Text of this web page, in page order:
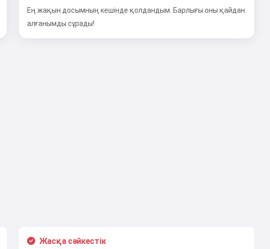
Ең жақын досымның кешінде қолдандым. Барлығы оны қайдан
алғанымды сұрады!
Жасқа сәйкестік